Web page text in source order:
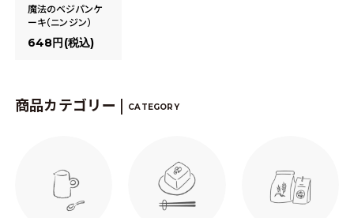
魔法のベジパンケ
ーキ（ニンジン）
648円(税込)
商品カテゴリー | CATEGORY